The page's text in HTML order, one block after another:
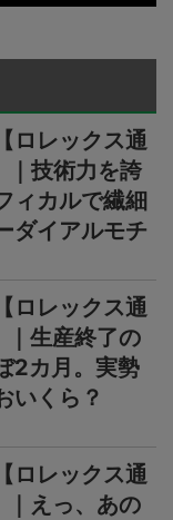
ロレックス通
技術力を誇
ィカルで繊細
ダイアルモチ
ロレックス通
生産終了の
2カ月。実勢
いくら？
ロレックス通
えっ、あの